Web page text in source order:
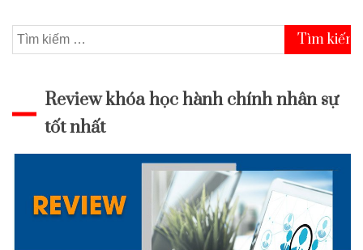
Tìm
kiếm
Review khóa học hành chính nhân sự
tốt nhất